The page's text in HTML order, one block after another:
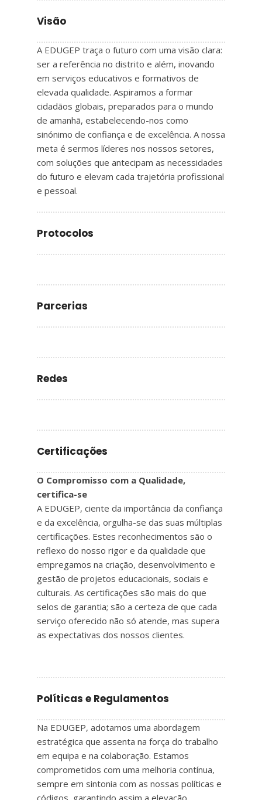
Visão
A EDUGEP traça o futuro com uma visão clara:
ser a referência no distrito e além, inovando
em serviços educativos e formativos de
elevada qualidade. Aspiramos a formar
cidadãos globais, preparados para o mundo
de amanhã, estabelecendo-nos como
sinónimo de confiança e de excelência. A nossa
meta é sermos líderes nos nossos setores,
com soluções que antecipam as necessidades
do futuro e elevam cada trajetória profissional
e pessoal.
Protocolos
Parcerias
Redes
Certificações
O Compromisso com a Qualidade,
certifica-se
A EDUGEP, ciente da importância da confiança
e da excelência, orgulha-se das suas múltiplas
certificações. Estes reconhecimentos são o
reflexo do nosso rigor e da qualidade que
empregamos na criação, desenvolvimento e
gestão de projetos educacionais, sociais e
culturais. As certificações são mais do que
selos de garantia; são a certeza de que cada
serviço oferecido não só atende, mas supera
as expectativas dos nossos clientes.
Políticas e Regulamentos
Na EDUGEP, adotamos uma abordagem
estratégica que assenta na força do trabalho
em equipa e na colaboração. Estamos
comprometidos com uma melhoria contínua,
sempre em sintonia com as nossas políticas e
códigos, garantindo assim a elevação